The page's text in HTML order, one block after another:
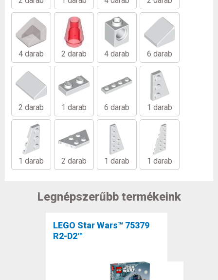
4 darab 2 darab 4 darab 6 darab
2 darab 1 darab 6 darab 1 darab
1 darab 2 darab 1 darab 1 darab
Legnépszerűbb termékeink
LEGO Star Wars™ 75379
R2-D2™